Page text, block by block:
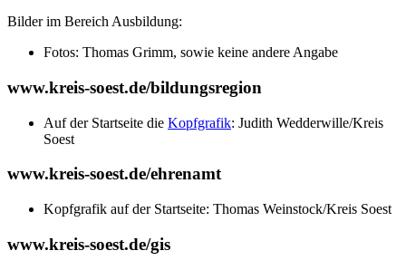
Bilder im Bereich Ausbildung:
Fotos: Thomas Grimm, sowie keine andere Angabe
www.kreis-soest.de/bildungsregion
Auf der Startseite die Kopfgrafik: Judith Wedderwille/Kreis
Soest
www.kreis-soest.de/ehrenamt
Kopfgrafik auf der Startseite: Thomas Weinstock/Kreis Soest
www.kreis-soest.de/gis